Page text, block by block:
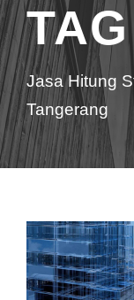
TAG
Jasa Hitung
Tangerang